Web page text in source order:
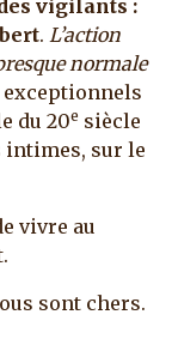
vigilants :
. L’action
normale
exceptionnels
du 20e siècle
intimes, sur le
vivre au
sont chers.